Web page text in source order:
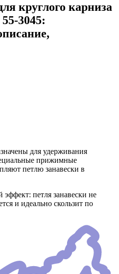
круглого карниза
3045:
для удерживания
прижимные
петлю занавески в
петля занавески не
и идеально скользит по